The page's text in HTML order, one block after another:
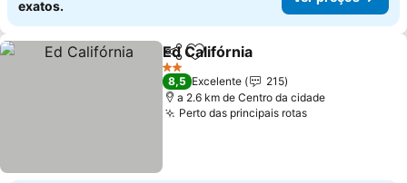
exatos.
PartilharAdicionar aos favoritos
Ed Califórnia
2 Estrelas
8,5 Excelente
215
a 2.6 km de Centro da cidade
Perto das principais rotas